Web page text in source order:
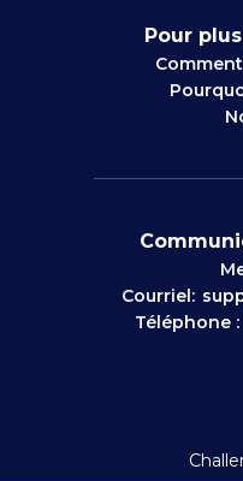
Pour
Courriel:
Téléphone :